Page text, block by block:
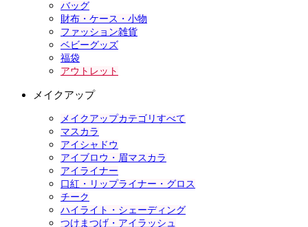
バッグ
財布・ケース・小物
ファッション雑貨
ベビーグッズ
福袋
アウトレット
メイクアップ
メイクアップカテゴリすべて
マスカラ
アイシャドウ
アイブロウ・眉マスカラ
アイライナー
口紅・リップライナー・グロス
チーク
ハイライト・シェーディング
つけまつげ・アイラッシュ